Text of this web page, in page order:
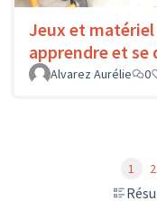
Jeux et
apprendre et
Alvarez Aurélie
0
1 2